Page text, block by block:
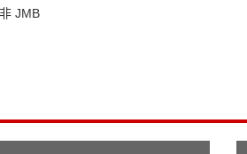
JMB